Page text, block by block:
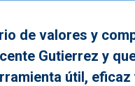
de valores y
Gutierrez y
útil, eficaz